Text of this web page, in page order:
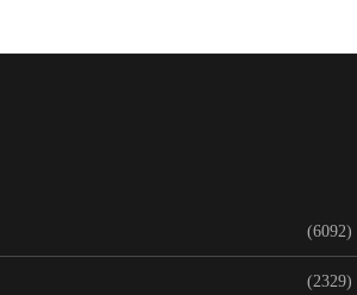
(6092)
(2329)